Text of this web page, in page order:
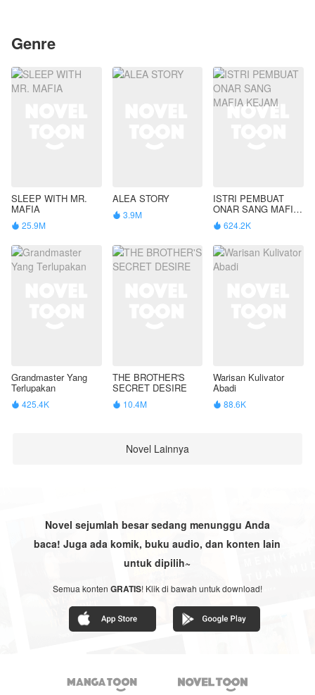
Genre
SLEEP WITH MR.
MAFIA
 25.9M
ALEA STORY
 3.9M
ISTRI PEMBUAT
ONAR SANG MAFIA
KEJAM
 624.2K
Grandmaster Yang
Terlupakan
 425.4K
THE BROTHER'S
SECRET DESIRE
 10.4M
Warisan Kulivator
Abadi
 88.6K
Novel Lainnya
Novel sejumlah besar sedang menunggu Anda
baca! Juga ada komik, buku audio, dan konten lain
untuk dipilih~
Semua konten GRATIS! Klik di bawah untuk download!
 